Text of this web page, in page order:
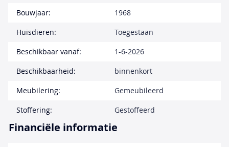
Bouwjaar:
1968
Huisdieren:
Toegestaan
Beschikbaar vanaf:
1-6-2026
Beschikbaarheid:
binnenkort
Meubilering:
Gemeubileerd
Stoffering:
Gestoffeerd
Financiële informatie